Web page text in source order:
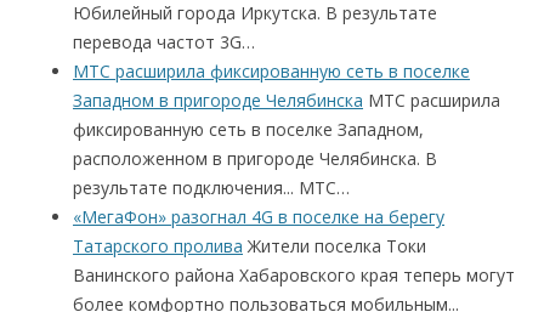
Юбилейный города Иркутска. В результате
перевода частот 3G…
МТС расширила фиксированную сеть в поселке
Западном в пригороде Челябинска МТС расширила
фиксированную сеть в поселке Западном,
расположенном в пригороде Челябинска. В
результате подключения... МТС…
«МегаФон» разогнал 4G в поселке на берегу
Татарского пролива Жители поселка Токи
Ванинского района Хабаровского края теперь могут
более комфортно пользоваться мобильным...